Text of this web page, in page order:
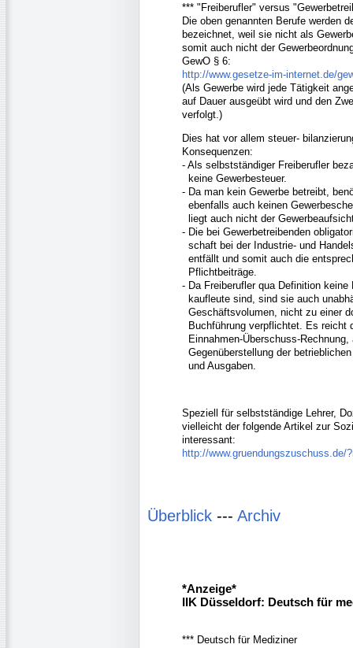
*** "Freiberufler" versus
Die oben genannten Berufe werden
bezeichnet, weil sie nicht als
somit auch nicht der
GewO § 6:
http://www.gesetze-im-internet.de/
(Als Gewerbe wird jede Tätigkeit
auf Dauer ausgeübt wird und den
verfolgt.)
Dies hat vor allem steuer-
Konsequenzen:
- Als selbstständiger Freiberufler
keine Gewerbesteuer.
- Da man kein Gewerbe betreibt,
ebenfalls auch keinen
liegt auch nicht der
- Die bei Gewerbetreibenden
schaft bei der Industrie- und
entfällt und somit auch die
Pflichtbeiträge.
- Da Freiberufler qua Definition keine
kaufleute sind, sind sie auch
Geschäftsvolumen, nicht zu einer
Buchführung verpflichtet. Es reicht
Einnahmen-Überschuss-Rechnung,
Gegenüberstellung der
und Ausgaben.
Speziell für selbstständige Lehrer,
vielleicht der folgende Artikel zur
interessant:
http://www.gruendungszuschuss.de/
Überblick --- Archiv
*Anzeige*
IIK Düsseldorf: Deutsch für
*** Deutsch für Mediziner